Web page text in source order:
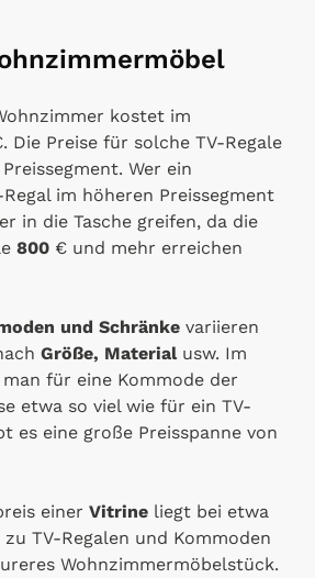
kostet im
Die Preise für solche TV-Regale
Wer ein
im höheren Preissegment
in die Tasche greifen, da die
800 € und mehr erreichen
und Schränke variieren
Größe, Material usw. Im
für eine Kommode der
etwa so viel wie für ein TV-
es eine große Preisspanne von
einer Vitrine liegt bei etwa
TV-Regalen und Kommoden
Wohnzimmermöbelstück.